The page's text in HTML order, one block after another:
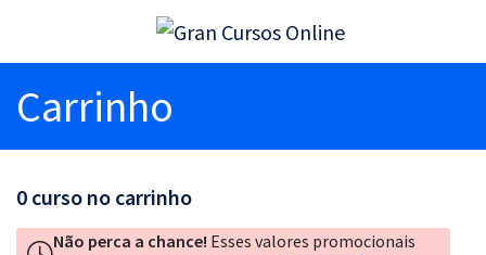
Carrinho
0 curso no carrinho
Não perca a chance! Esses valores promocionais